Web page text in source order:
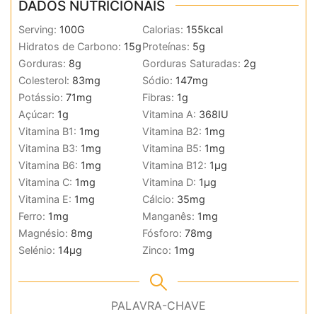
DADOS NUTRICIONAIS
Serving: 100G Calorias: 155kcal
Hidratos de Carbono: 15gProteínas: 5g
Gorduras: 8g Gorduras Saturadas: 2g
Colesterol: 83mg Sódio: 147mg
Potássio: 71mg Fibras: 1g
Açúcar: 1g Vitamina A: 368IU
Vitamina B1: 1mg Vitamina B2: 1mg
Vitamina B3: 1mg Vitamina B5: 1mg
Vitamina B6: 1mg Vitamina B12: 1µg
Vitamina C: 1mg Vitamina D: 1µg
Vitamina E: 1mg Cálcio: 35mg
Ferro: 1mg Manganês: 1mg
Magnésio: 8mg Fósforo: 78mg
Selénio: 14µg Zinco: 1mg
PALAVRA-CHAVE